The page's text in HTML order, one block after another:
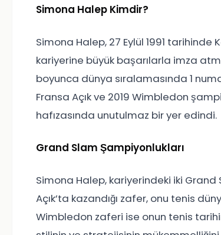
Simona Halep Kimdir?
Simona Halep, 27 Eylül 1991
kariyerine büyük başarılarla imza
boyunca dünya sıralamasında 1
Fransa Açık ve 2019 Wimbledon
hafızasında unutulmaz bir yer edindi.
Grand Slam Şampiyonlukları
Simona Halep, kariyerindeki iki Grand
Açık’ta kazandığı zafer, onu tenis
Wimbledon zaferi ise onun tenis